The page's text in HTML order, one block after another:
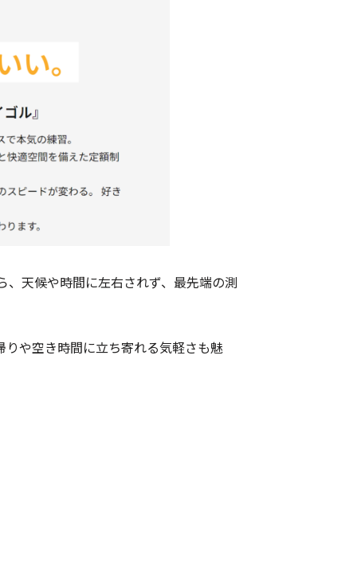
天候や時間に左右されず、最先端の測
や空き時間に立ち寄れる気軽さも魅